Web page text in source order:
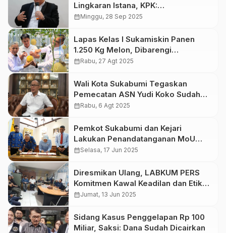
Lingkaran Istana, KPK:
Pengembalian Uang Hasil Suap
calendar_monthMinggu, 28 Sep 2025
Lapas Kelas I Sukamiskin Panen
1.250 Kg Melon, Dibarengi
Peresmian Sekretariat Jaringan Tani
calendar_monthRabu, 27 Agt 2025
Wali Kota Sukabumi Tegaskan
Pemecatan ASN Yudi Koko Sudah
Final
calendar_monthRabu, 6 Agt 2025
Pemkot Sukabumi dan Kejari
Lakukan Penandatanganan MoU
Penanganan Masalah Hukum Bidang
calendar_monthSelasa, 17 Jun 2025
Diresmikan Ulang, LABKUM PERS
Komitmen Kawal Keadilan dan Etika
Pemberitaan
calendar_monthJumat, 13 Jun 2025
Sidang Kasus Penggelapan Rp 100
Miliar, Saksi: Dana Sudah Dicairkan